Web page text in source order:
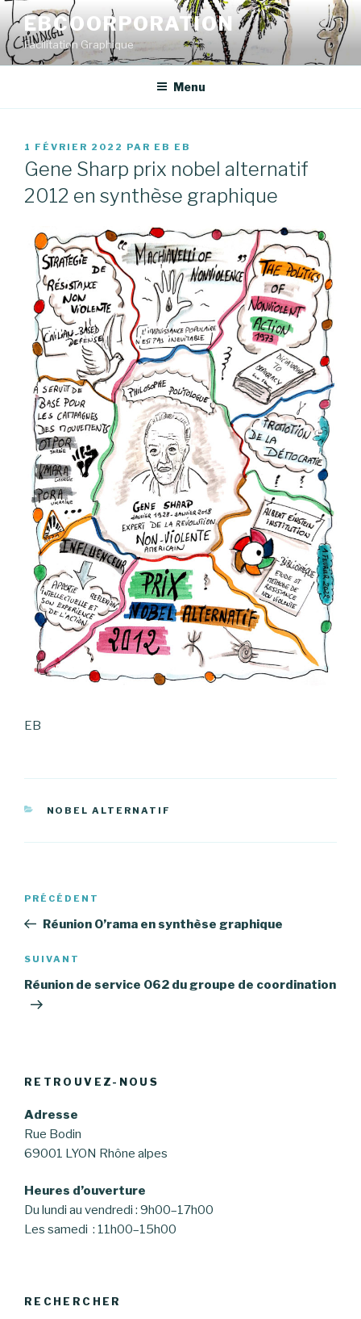
Aller
au
contenu
principal
EBCOORPORATION
Facilitation Graphique
Menu
PUBLIÉ
LE
1 FÉVRIER 2022 PAR EB EB
Gene Sharp prix nobel alternatif
2012 en synthèse graphique
EB
CATÉGORIES
NOBEL ALTERNATIF
Navigation
Article
précédent
PRÉCÉDENT
Réunion O’rama en synthèse graphique
Article
suivant
SUIVANT
Réunion de service 062 du groupe de coordination
RETROUVEZ-NOUS
Adresse
Rue Bodin
69001 LYON Rhône alpes
Heures d’ouverture
Du lundi au vendredi : 9h00–17h00
Les samedi : 11h00–15h00
RECHERCHER